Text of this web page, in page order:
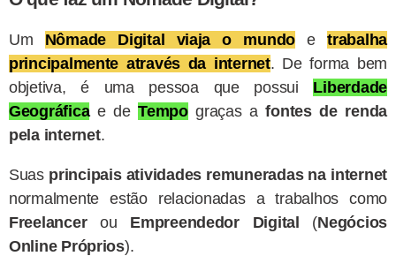
Um Nômade Digital viaja o mundo etrabalha
principalmente através da internet. De forma bem
objetiva, é uma pessoa que possui Liberdade
Geográficae deTempograças afontes de renda
pela internet.
Suas principais atividades remuneradas na internet
normalmente estão relacionadas a trabalhos como
Freelancerou Empreendedor Digital (Negócios
Online Próprios).